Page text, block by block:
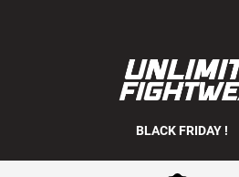
BLACK FRIDAY !